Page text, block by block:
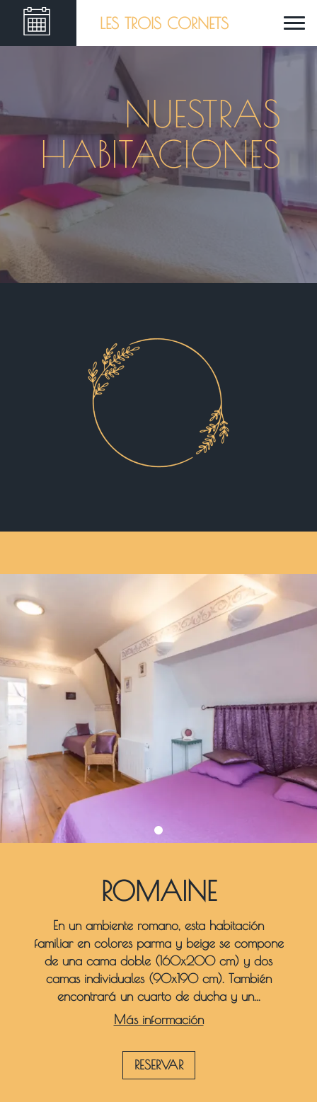
LES TROIS CORNETS
NUESTRAS
HABITACIONES
ROMAINE
En un ambiente romano, esta habitación
familiar en colores parma y beige se compone
de una cama doble (160x200 cm) y dos
camas individuales (90x190 cm). También
encontrará un cuarto de ducha y un...
Más información
RESERVAR